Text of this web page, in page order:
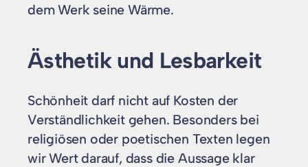
dem Werk seine Wärme.
Ästhetik und Lesbarkeit
Schönheit darf nicht auf Kosten der
Verständlichkeit gehen. Besonders bei
religiösen oder poetischen Texten legen
wir Wert darauf, dass die Aussage klar